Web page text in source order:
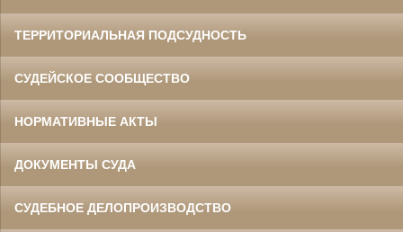
ТЕРРИТОРИАЛЬНАЯ ПОДСУДНОСТЬ
СУДЕЙСКОЕ СООБЩЕСТВО
НОРМАТИВНЫЕ АКТЫ
ДОКУМЕНТЫ СУДА
СУДЕБНОЕ ДЕЛОПРОИЗВОДСТВО